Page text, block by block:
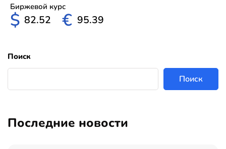
Биржевой курс
$ 82.52 € 95.39
Поиск
Поиск
Последние новости